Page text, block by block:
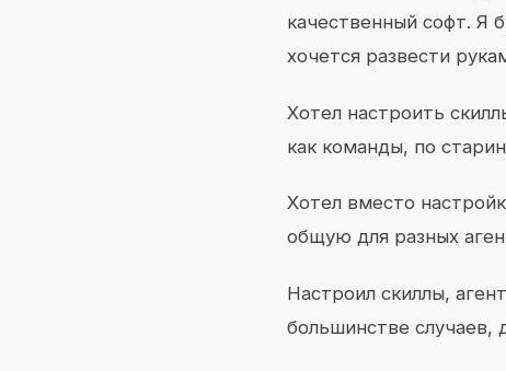
качественный софт. Я
хочется развести
Хотел настроить
как команды, по
Хотел вместо
общую для разных
Настроил скиллы,
большинстве случаев,